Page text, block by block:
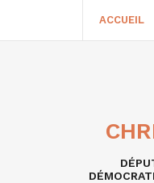
ACCUEIL